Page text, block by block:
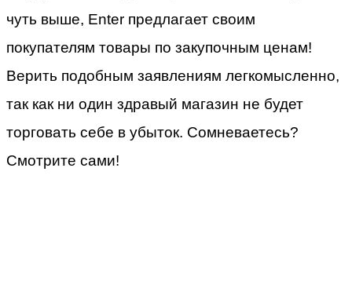
чуть выше, Enter предлагает своим
покупателям товары по закупочным ценам!
Верить подобным заявлениям легкомысленно,
так как ни один здравый магазин не будет
торговать себе в убыток. Сомневаетесь?
Смотрите сами!